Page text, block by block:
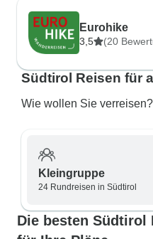
Eurohike
3,5 (20
Südtirol Reisen für
Wie wollen Sie verreisen?
Kleingruppe
24 Rundreisen in Südtirol
Die besten Südtirol